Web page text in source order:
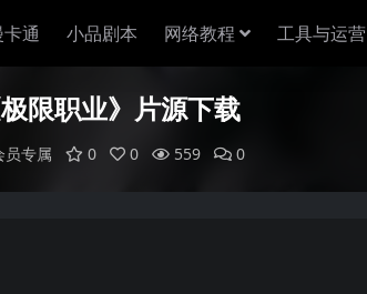
通 小品剧本 网络教程 工具与运营
限职业》片源下载
员专属 0 0 559 0